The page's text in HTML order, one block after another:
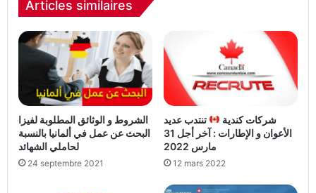
Articles similaires
الشروط و الوثائق المطلوبة لفيزا
البحث عن عمل في ألمانيا بالنسبة
لحاملي الشهائد
24 septembre 2021
شركات كندية
تنتدب عديد
الأعوان و الإطارات : آخر أجل 31
مارس 2022
12 mars 2022